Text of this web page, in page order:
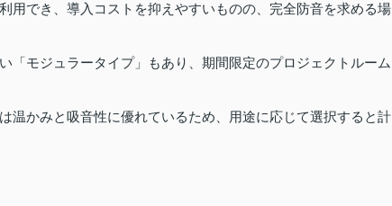
用でき、導入コストを抑えやすいものの、完全防音を求める場
「モジュラータイプ」もあり、期間限定のプロジェクトルーム
温かみと吸音性に優れているため、用途に応じて選択すると計